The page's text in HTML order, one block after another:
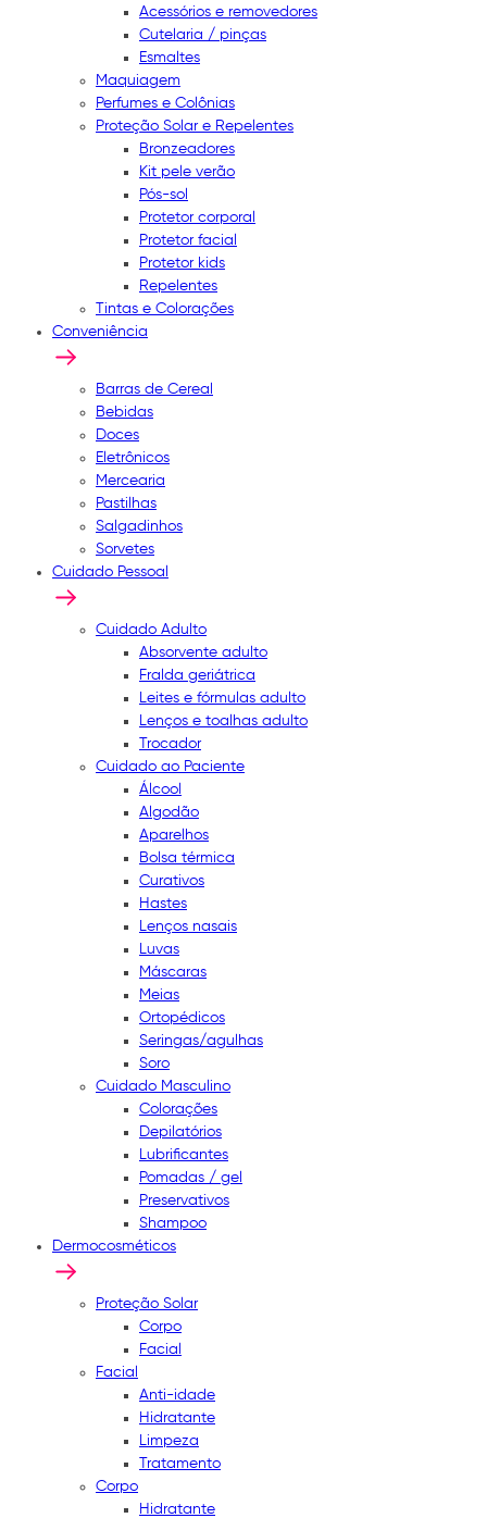
Acessórios e removedores
Cutelaria / pinças
Esmaltes
Maquiagem
Perfumes e Colônias
Proteção Solar e Repelentes
Bronzeadores
Kit pele verão
Pós-sol
Protetor corporal
Protetor facial
Protetor kids
Repelentes
Tintas e Colorações
Conveniência
Barras de Cereal
Bebidas
Doces
Eletrônicos
Mercearia
Pastilhas
Salgadinhos
Sorvetes
Cuidado Pessoal
Cuidado Adulto
Absorvente adulto
Fralda geriátrica
Leites e fórmulas adulto
Lenços e toalhas adulto
Trocador
Cuidado ao Paciente
Álcool
Algodão
Aparelhos
Bolsa térmica
Curativos
Hastes
Lenços nasais
Luvas
Máscaras
Meias
Ortopédicos
Seringas/agulhas
Soro
Cuidado Masculino
Colorações
Depilatórios
Lubrificantes
Pomadas / gel
Preservativos
Shampoo
Dermocosméticos
Proteção Solar
Corpo
Facial
Facial
Anti-idade
Hidratante
Limpeza
Tratamento
Corpo
Hidratante